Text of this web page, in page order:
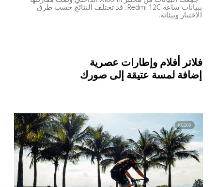
ببيانات ساعة Redmi 12C. قد تختلف النتائج حسب طرق
الاختبار وبيئاته.
فلاتر أفلام وإطارات عصرية
إضافة لمسة عتيقة إلى صورك